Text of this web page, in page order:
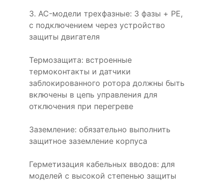
3. AC-модели трехфазные: 3 фазы + PE,
с подключением через устройство
защиты двигателя
Термозащита: встроенные
термоконтакты и датчики
заблокированного ротора должны быть
включены в цепь управления для
отключения при перегреве
Заземление: обязательно выполнить
защитное заземление корпуса
Герметизация кабельных вводов: для
моделей с высокой степенью защиты